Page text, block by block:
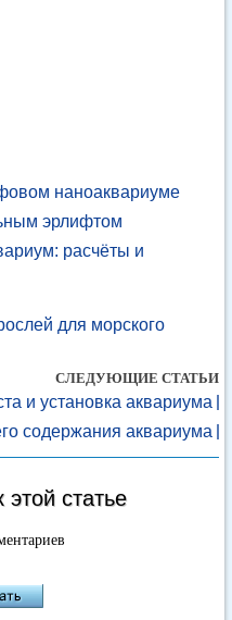
наноаквариуме
эрлифтом
расчёты и
для морского
СЛЕДУЮЩИЕ СТАТЬИ
и установка аквариума
содержания аквариума
статье